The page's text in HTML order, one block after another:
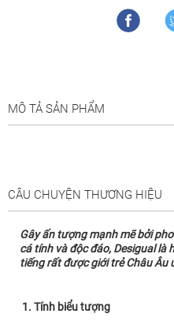
MÔ TẢ SẢN PHẨM
CÂU CHUYỆN THƯƠNG HIỆU
Gây ấn tượng mạnh mẽ bởi
cá tính và độc đáo, Desigual là
tiếng rất được giới trẻ Châu Âu
1. Tính biểu tượng